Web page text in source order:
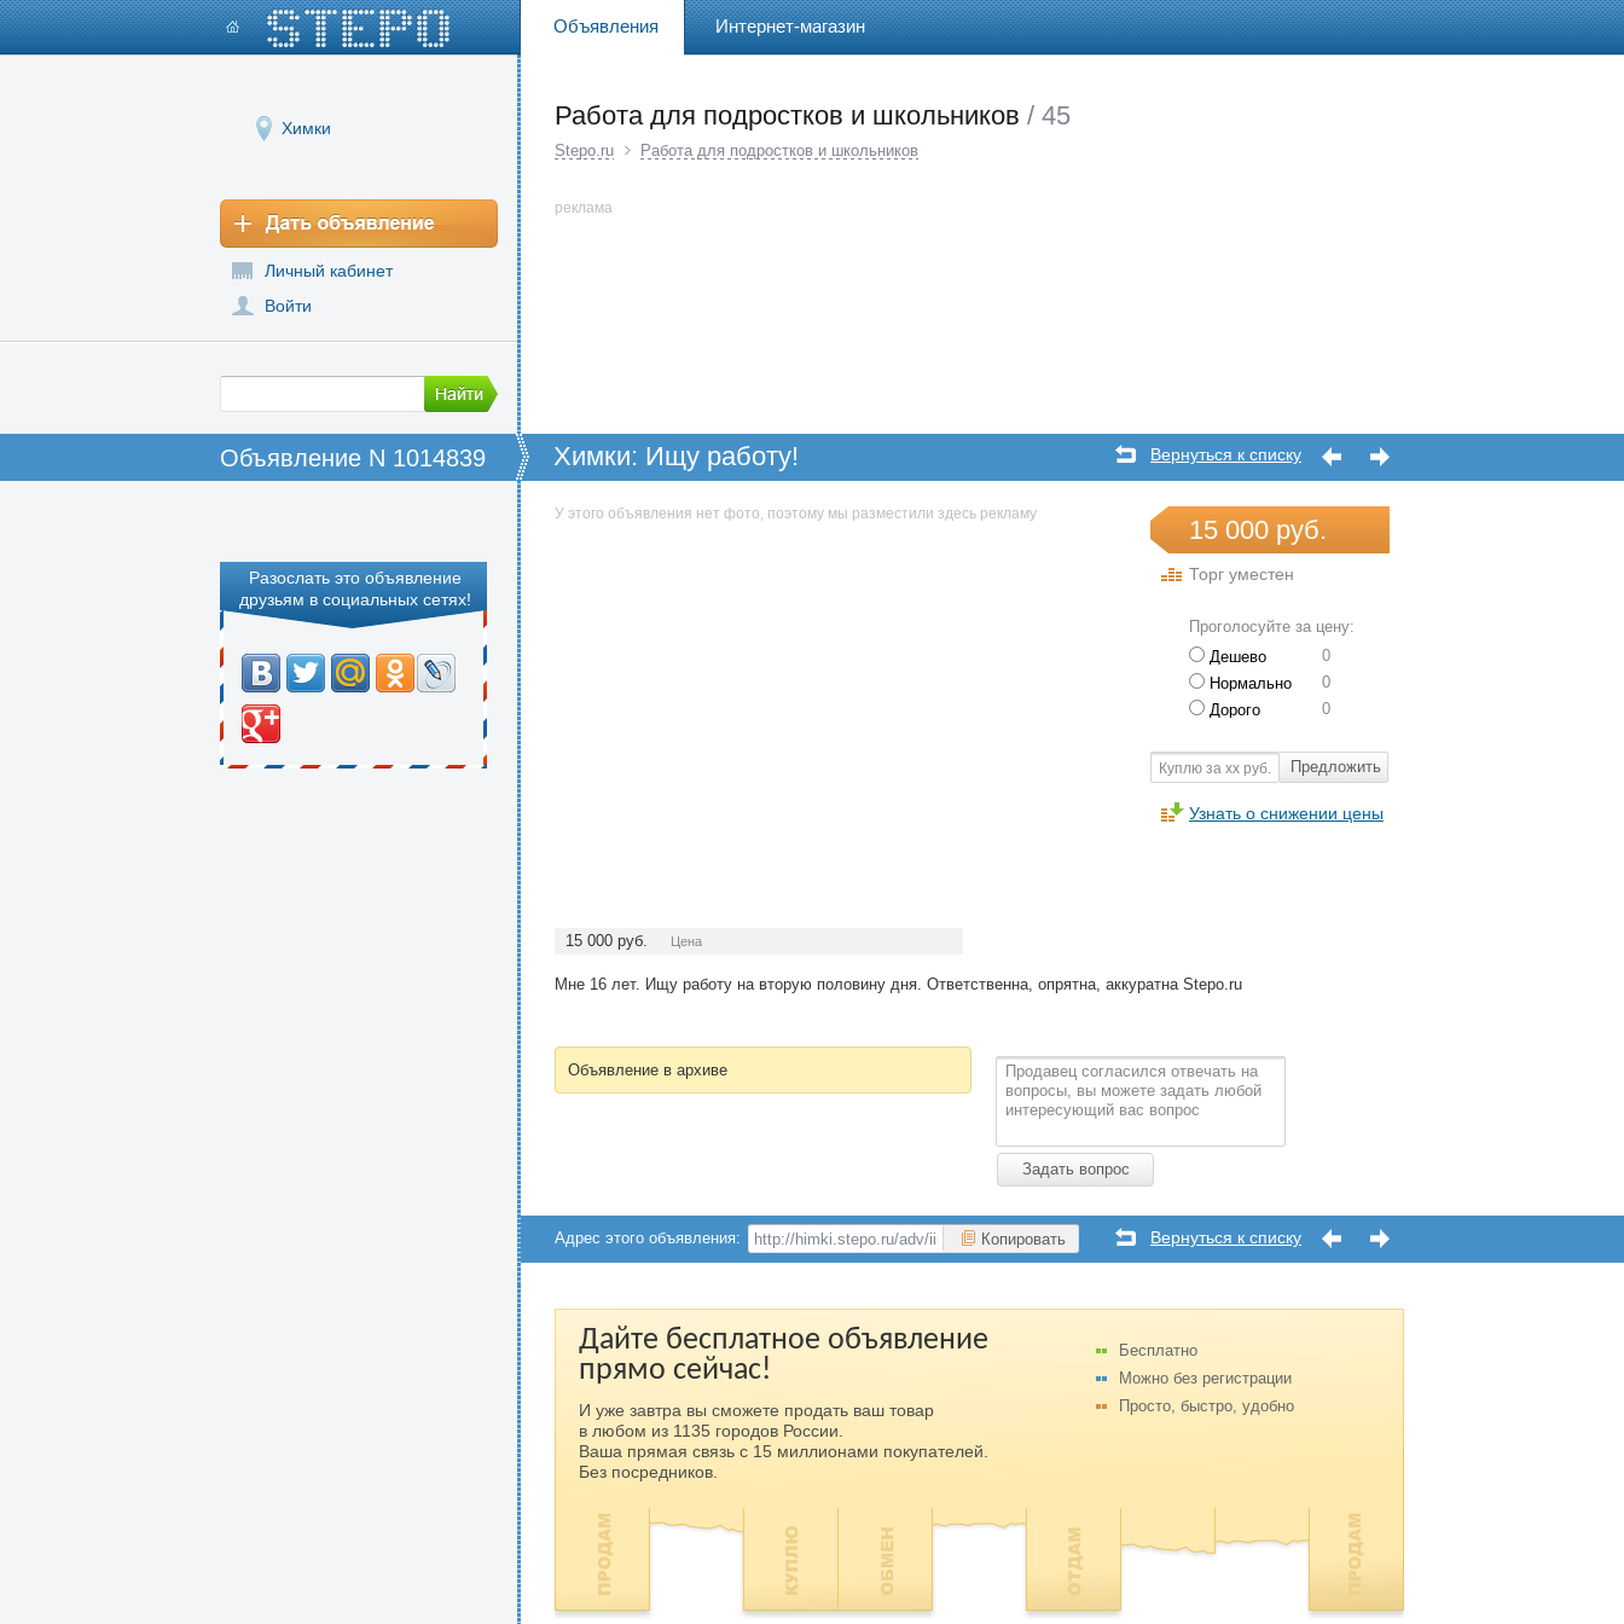
Объявления Интернет-магазин
Химки
Личный кабинет
Войти
Работа для подростков и школьников / 45
Stepo.ru Работа для подростков и школьников
реклама
Объявление N 1014839 Химки: Ищу работу! Вернуться к списку
Разослать это объявление
друзьям в социальных сетях!
15 000 руб.
Торг уместен
Проголосуйте за цену:
0
Дешево
0
Нормально
0
Дорого
Предложить
Куплю за хх руб.
Узнать о снижении цены
У этого объявления нет фото, поэтому мы разместили здесь рекламу
15 000 руб. Цена
Мне 16 лет. Ищу работу на вторую половину дня. Ответственна, опрятна, аккуратна Stepo.ru
Продавец согласился отвечать на
вопросы, вы можете задать любой
интересующий вас вопрос
Задать вопрос
Объявление в архиве
Адрес этого объявления: Копировать Вернуться к списку
Бесплатно
Можно без регистрации
Просто, быстро, удобно
Дайте бесплатное объявление
прямо сейчас!
И уже завтра вы сможете продать ваш товар
в любом из 1135 городов России.
Ваша прямая связь с 15 миллионами покупателей.
Без посредников.